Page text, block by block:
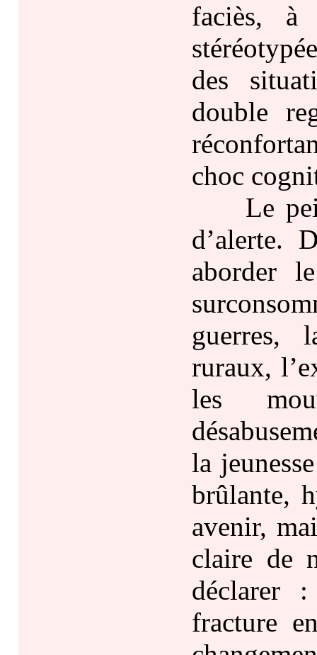
faciès, à
des
double
choc
Le
d’alerte.
aborder
guerres,
ruraux,
les
la
brûlante,
avenir,
claire de
déclarer
fracture